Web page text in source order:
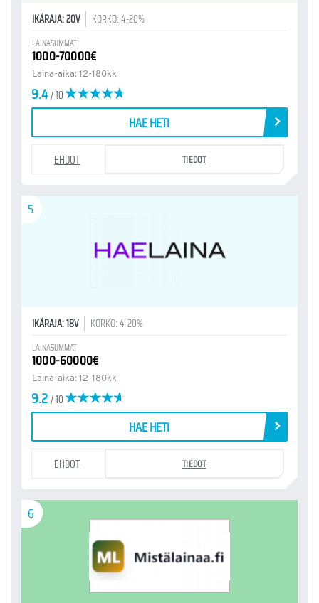
IKÄRAJA: 20V KORKO: 4-20%
LAINASUMMAT
1000-70000€
Laina-aika: 12-180kk
9.4/ 10
HAE HETI
EHDOT TIEDOT
5
IKÄRAJA: 18V KORKO: 4-20%
LAINASUMMAT
1000-60000€
Laina-aika: 12-180kk
9.2/ 10
HAE HETI
EHDOT TIEDOT
6